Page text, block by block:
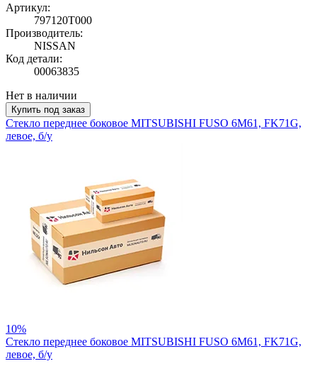
Артикул:
797120T000
Производитель:
NISSAN
Код детали:
00063835
Нет в наличии
Купить под заказ
Стекло переднее боковое MITSUBISHI FUSO 6M61, FK71G,
левое, б/у
10%
Стекло переднее боковое MITSUBISHI FUSO 6M61, FK71G,
левое, б/у